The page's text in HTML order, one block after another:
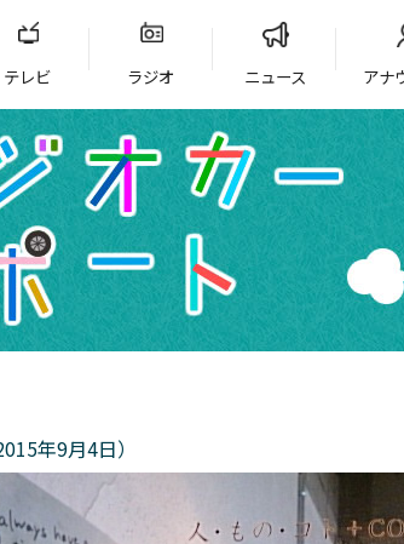
テレビ ラジオ ニュース アナ
年9月4日）